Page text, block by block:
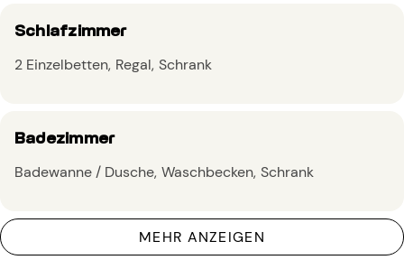
Schlafzimmer
2 Einzelbetten Regal Schrank
Badezimmer
Badewanne / Dusche Waschbecken Schrank
MEHR ANZEIGEN